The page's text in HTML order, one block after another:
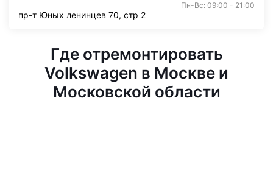
Пн-Вс: 09:00 - 21:00
пр-т Юных ленинцев 70, стр 2
Где отремонтировать
Volkswagen в Москве и
Московской области